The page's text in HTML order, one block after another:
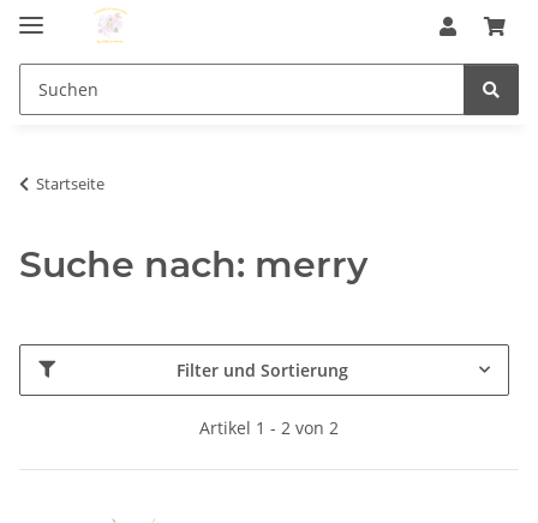
Startseite
Suche nach: merry
Filter und Sortierung
Artikel 1 - 2 von 2